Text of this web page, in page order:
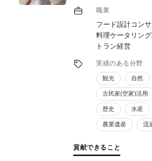
ージャー1級、プラクティ
ーナルブランディング）の
ランディングの支援も行
職業
フード設計コン
料理ケータリン
トラン経営
実績のある分野
観光 自然
古民家(空家)活用
歴史 水産
農業遺産 流
貢献できること